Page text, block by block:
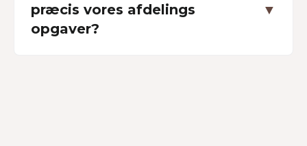
præcis vores afdelings
opgaver?
▼